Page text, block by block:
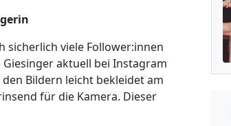
sicherlich viele Follower:innen
Giesinger aktuell bei Instagram
Bildern leicht bekleidet am
für die Kamera. Dieser